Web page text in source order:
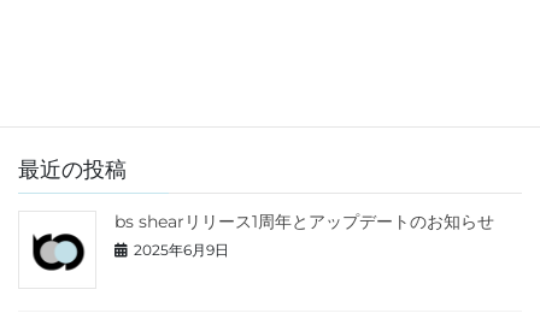
最近の投稿
bs shearリリース1周年とアップデートのお知らせ
2025年6月9日